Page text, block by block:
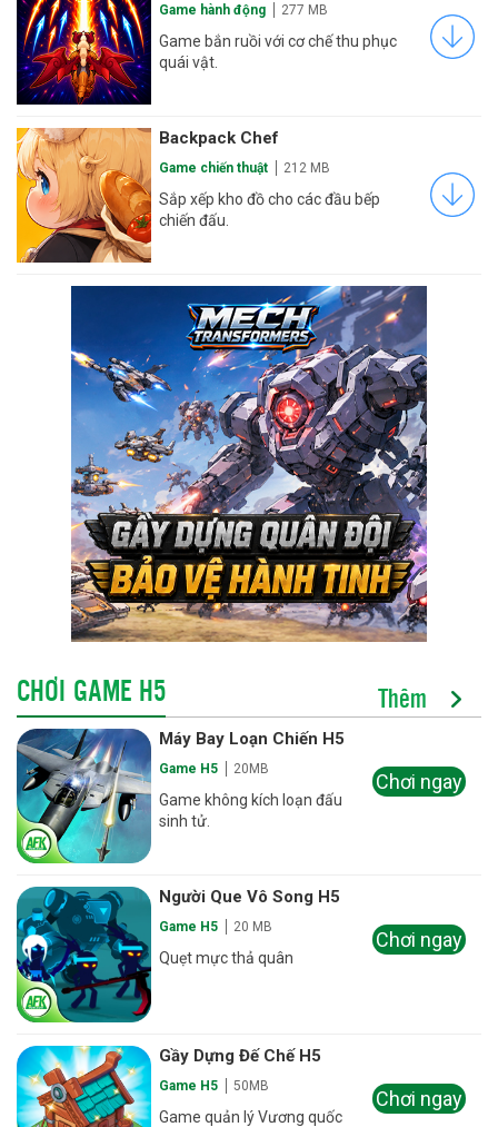
Game hành động 277 MB
Game bắn ruồi với cơ chế thu phục
quái vật.
Backpack Chef
Game chiến thuật 212 MB
Sắp xếp kho đồ cho các đầu bếp
chiến đấu.
CHƠI GAME H5 Thêm
Máy Bay Loạn Chiến H5
Game H5 20MB
Game không kích loạn đấu
sinh tử.
Chơi ngay
Người Que Vô Song H5
Game H5 20 MB
Quẹt mực thả quân
Chơi ngay
Gầy Dựng Đế Chế H5
Game H5 50MB
Game quản lý Vương quốc
Chơi ngay